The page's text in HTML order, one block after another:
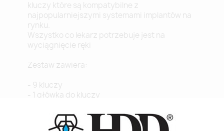
kluczy które są kompatybilne z
najpopularniejszymi systemami implantów na
rynku.
Wszystko co lekarz potrzebuje jest na
wyciągnięcie ręki
Zestaw zawiera:
- 9 kluczy
- 1 główka do kluczy
Czas realizacji: do 14 dni